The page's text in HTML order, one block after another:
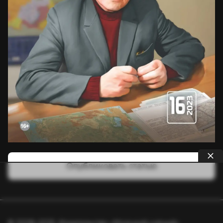
Опубликовать статью